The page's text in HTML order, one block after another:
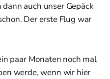
auch unser Gepäck
Der erste Flug war
paar Monaten noch mal
werde, wenn wir hier